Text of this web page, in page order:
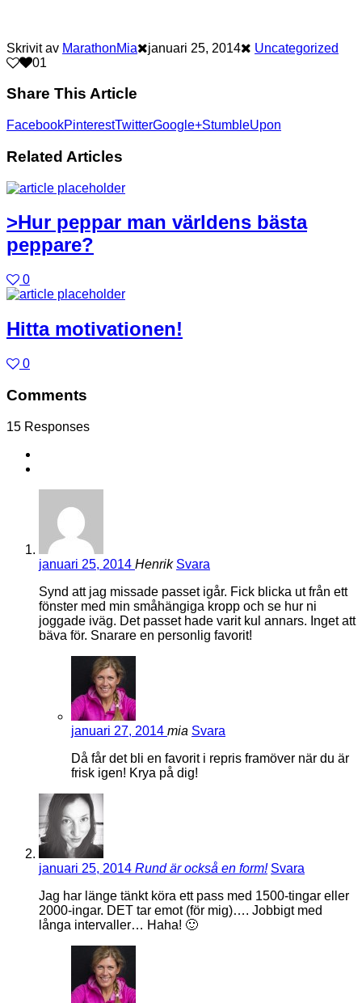
Skrivit av MarathonMia januari 25, 2014
Uncategorized
01
Share This Article
FacebookPinterestTwitterGoogle+StumbleUpon
Related Articles
>Hur peppar man världens bästa
peppare?
0
Hitta motivationen!
0
Comments
15 Responses
januari 25, 2014 Henrik Svara
Synd att jag missade passet igår. Fick blicka ut från ett
fönster med min småhängiga kropp och se hur ni
joggade iväg. Det passet hade varit kul annars. Inget att
bäva för. Snarare en personlig favorit!
januari 27, 2014 mia Svara
Då får det bli en favorit i repris framöver när du är
frisk igen! Krya på dig!
januari 25, 2014 Rund är också en form! Svara
Jag har länge tänkt köra ett pass med 1500-tingar eller
2000-ingar. DET tar emot (för mig)…. Jobbigt med
långa intervaller… Haha! 🙂